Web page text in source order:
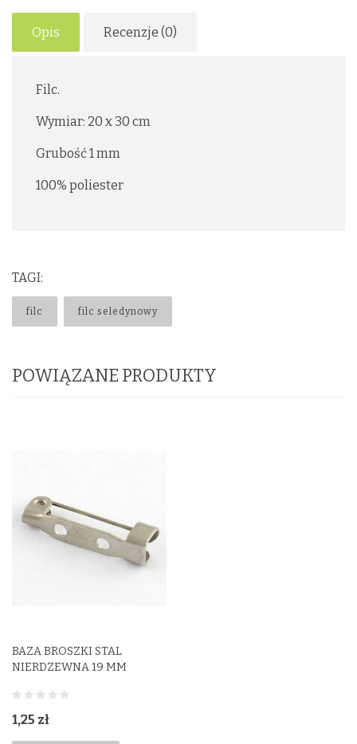
Opis Recenzje (0)
Filc.
Wymiar: 20 x 30 cm
Grubość 1 mm
100% poliester
TAGI:
filc filc seledynowy
POWIĄZANE PRODUKTY
BAZA BROSZKI STAL
NIERDZEWNA 19 MM
1,25 zł